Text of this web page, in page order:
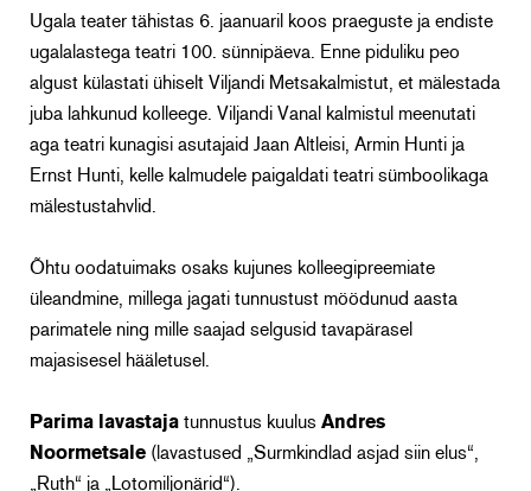
Ugala teater tähistas 6. jaanuaril koos praeguste ja endiste
ugalalastega teatri 100. sünnipäeva. Enne piduliku peo
algust külastati ühiselt Viljandi Metsakalmistut, et mälestada
juba lahkunud kolleege. Viljandi Vanal kalmistul meenutati
aga teatri kunagisi asutajaid Jaan Altleisi, Armin Hunti ja
Ernst Hunti, kelle kalmudele paigaldati teatri sümboolikaga
mälestustahvlid.
Õhtu oodatuimaks osaks kujunes kolleegipreemiate
üleandmine, millega jagati tunnustust möödunud aasta
parimatele ning mille saajad selgusid tavapärasel
majasisesel hääletusel.
Parima lavastaja tunnustus kuulus Andres
Noormetsale (lavastused „Surmkindlad asjad siin elus“,
„Ruth“ ja „Lotomiljonärid“).